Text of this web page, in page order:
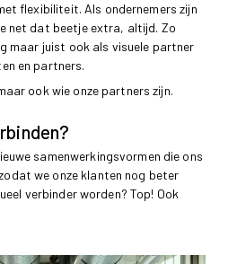
flexibiliteit. Als ondernemers zijn
net dat beetje extra, altijd. Zo
maar juist ook als visuele partner
en partners.
ook wie onze partners zijn.
samenwerkingsvormen die ons
we onze klanten nog beter
verbinder worden? Top! Ook